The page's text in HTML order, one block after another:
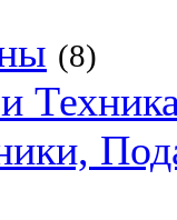
(8)
Техника